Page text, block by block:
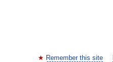
Remember this site